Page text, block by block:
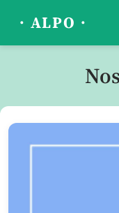
· ALPO ·